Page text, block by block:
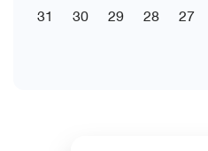
27
28
29
30
31